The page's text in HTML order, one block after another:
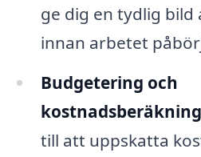
ge dig en tydlig
innan arbetet
Budgetering och
till att uppskatta